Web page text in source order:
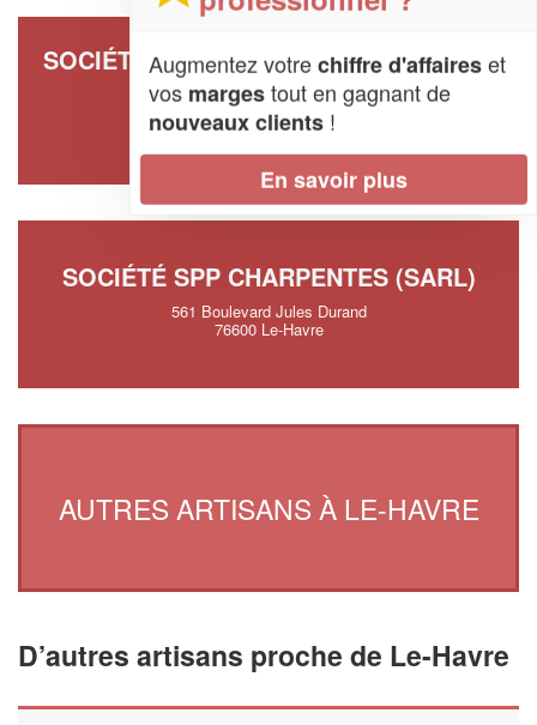
SOCIÉTÉ SR COUVERTURE ZINGUERIE
(SAS)
8 Rue De Mieulle
76600 Le-Havre
SOCIÉTÉ SPP CHARPENTES (SARL)
561 Boulevard Jules Durand
76600 Le-Havre
AUTRES ARTISANS À LE-HAVRE
D’autres artisans proche de Le-Havre
Augmentez votrechiffre d'affaireset
vos margestout en gagnant de
nouveaux clients !
En savoir plus